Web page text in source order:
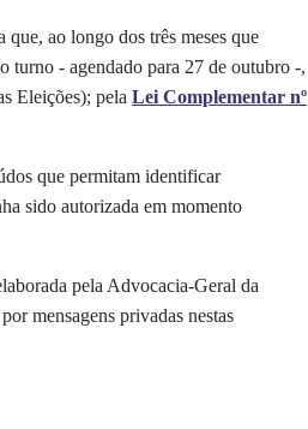
que, ao longo dos três meses que
turno - agendado para 27 de outubro -,
Eleições); pela Lei Complementar nº
que permitam identificar
sido autorizada em momento
pela Advocacia-Geral da
mensagens privadas nestas